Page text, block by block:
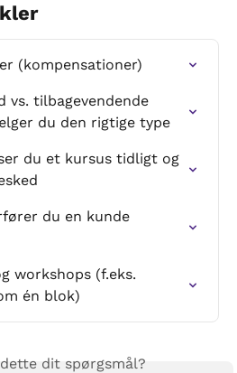
(kompensationer)
vs. tilbagevendende
du den rigtige type
du et kursus tidligt og
du en kunde
workshops (f.eks.
én blok)
dit spørgsmål?